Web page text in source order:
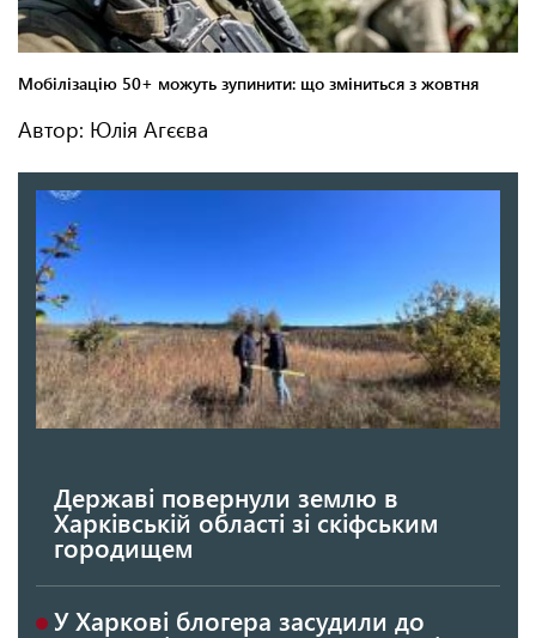
Автор: Юлія Агєєва
Державі повернули землю в
Харківській області зі скіфським
городищем
У Харкові блогера засудили до